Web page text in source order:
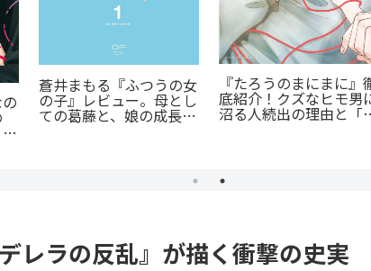
『オサナナジミとカノジ
ョと』ただの三角関係じ
ゃない、秘密が渦巻くセ
クシーサスペンスの魅力
あの感動をもう一度！
『D・N・ANGEL』正統
続編『DDNAngels』の
レラの反乱』が描く衝撃の史実